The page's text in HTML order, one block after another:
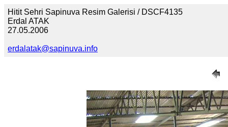
Hitit Sehri Sapinuva Resim Galerisi / DSCF4135
Erdal ATAK
27.05.2006
erdalatak@sapinuva.info